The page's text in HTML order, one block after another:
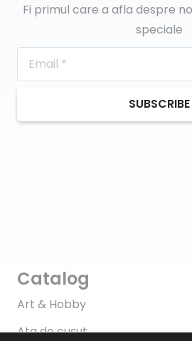
Fi primul care a afla despre
speciale
SUBSCRIBE
Catalog
Art & Hobby
Ata de cusut